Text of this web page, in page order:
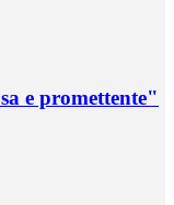
e promettente"